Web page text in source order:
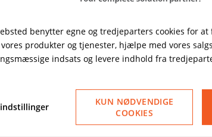
Vi fremmer miljøansvar ved at reducere
udledning, bruge grøn energi, og
grønnere løsninger.
benytter egne og tredjeparters cookies for
produkter og tjenester, hjælpe med vores
indsats og levere indhold fra
KUN NØDVENDIGE
COOKIES